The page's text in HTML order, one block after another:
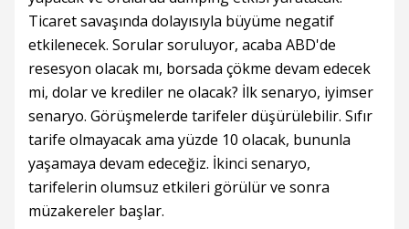
Ticaret savaşında dolayısıyla büyüme negatif
etkilenecek. Sorular soruluyor, acaba ABD'de
resesyon olacak mı, borsada çökme devam edecek
mi, dolar ve krediler ne olacak? İlk senaryo, iyimser
senaryo. Görüşmelerde tarifeler düşürülebilir. Sıfır
tarife olmayacak ama yüzde 10 olacak, bununla
yaşamaya devam edeceğiz. İkinci senaryo,
tarifelerin olumsuz etkileri görülür ve sonra
müzakereler başlar.